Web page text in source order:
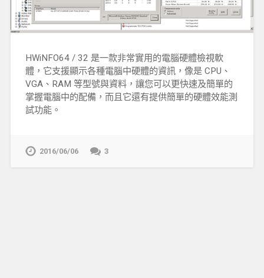
HWiNFO64 / 32 是一款非常實用的電腦硬體檢視軟
體，它支援顯示各種電腦中硬體的資訊，像是 CPU、
VGA、RAM 等型號與資料，讓您可以更快速及簡單的
掌握電腦中的配備，而且它還有提供簡單的硬體效能測
試功能。
2016/06/06 3